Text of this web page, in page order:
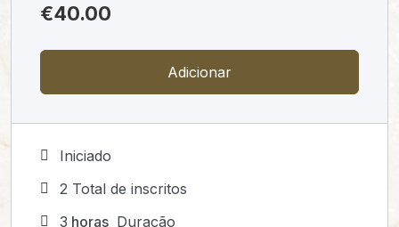
€40.00
Adicionar
Iniciado
2 Total de inscritos
3 horas Duração